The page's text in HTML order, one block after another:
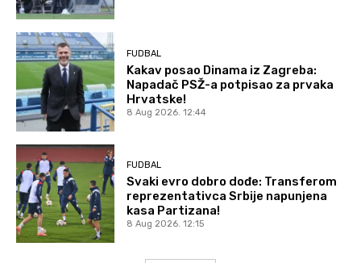
FUDBAL
Kakav posao Dinama iz Zagreba:
Napadač PSŽ-a potpisao za prvaka
Hrvatske!
8 Aug 2026. 12:44
FUDBAL
Svaki evro dobro dođe: Transferom
reprezentativca Srbije napunjena
kasa Partizana!
8 Aug 2026. 12:15